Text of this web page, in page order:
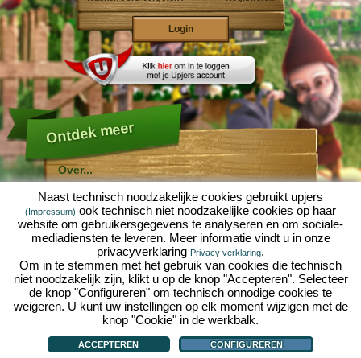
Ontdek meer
Over...
Molehill Empire ...
... is een leuke economische simulatie, die draait om
een microcosmos tuin. Als gratis browersspel speelt
het af in je webbowers, zonder extra downloads of
software!
Met de hulp van een ijverige tuinkabouter, kun je zelf je
eigen tuin van Eden namaken. Sla, wortelen, aardbeien,
spinazie of uien - Je mag zelf beslissen welke planten je
wilt kweken. Bezoek de vriendelijke stedenTuinzicht en
Bloesemdorpom te handelen met andere spelers, het
kopen van nieuwe planten en decoraties om je tuin op
te fleuren, lever aan je klanten en zorg er voor dat je
goede vrienden wordt met je buren... anders wordt je
wakker en is je tuin omgeploegd door een leger mollen!
Forum|Hulp|Contact/Voorwaarden/Privacy|upjers GmbH|Cookies beheren
Naast technisch noodzakelijke cookies gebruikt upjers
(Impressum) ook technisch niet noodzakelijke cookies op haar
website om gebruikersgegevens te analyseren en om sociale-
mediadiensten te leveren. Meer informatie vindt u in onze
privacyverklaring Privacy verklaring.
Om in te stemmen met het gebruik van cookies die technisch
niet noodzakelijk zijn, klikt u op de knop "Accepteren". Selecteer
de knop "Configureren" om technisch onnodige cookies te
weigeren. U kunt uw instellingen op elk moment wijzigen met de
knop "Cookie" in de werkbalk.
ACCEPTEREN CONFIGUREREN